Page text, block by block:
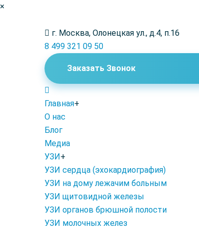
×
г. Москва, Олонецкая ул., д.4, п.16
8 499 321 09 50
Заказать Звонок
Главная+
О нас
Блог
Медиа
УЗИ+
УЗИ сердца (эхокардиография)
УЗИ на дому лежачим больным
УЗИ щитовидной железы
УЗИ органов брюшной полости
УЗИ молочных желез